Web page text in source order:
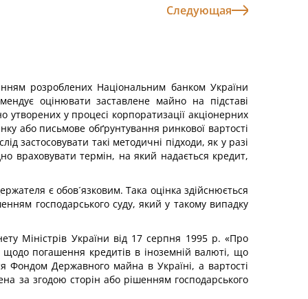
Следующая
розроблених Національним банком України
оцінювати заставлене майно на підставі
у процесі корпоратизації акціонерних
або письмове обґрунтування ринкової вартості
застосовувати такі методичні підходи, як у разі
враховувати термін, на який надається кредит,
є обов´язковим. Така оцінка здійснюється
господарського суду, який у такому випадку
Міністрів України від 17 серпня 1995 р. «Про
погашення кредитів в іноземній валюті, що
Фондом Державного майна в Україні, а вартості
за згодою сторін або рішенням господарського